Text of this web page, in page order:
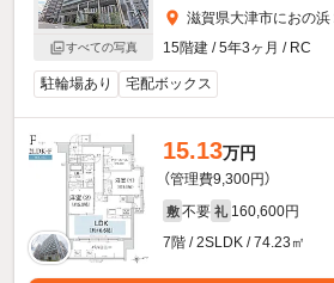
すべての写真
滋賀県大津市におの
15階建 / 5年3ヶ月 / RC
駐輪場あり 宅配ボックス
15.13万円
（管理費9,300円）
敷 不要 礼 160,600円
7階 / 2SLDK / 74.23㎡